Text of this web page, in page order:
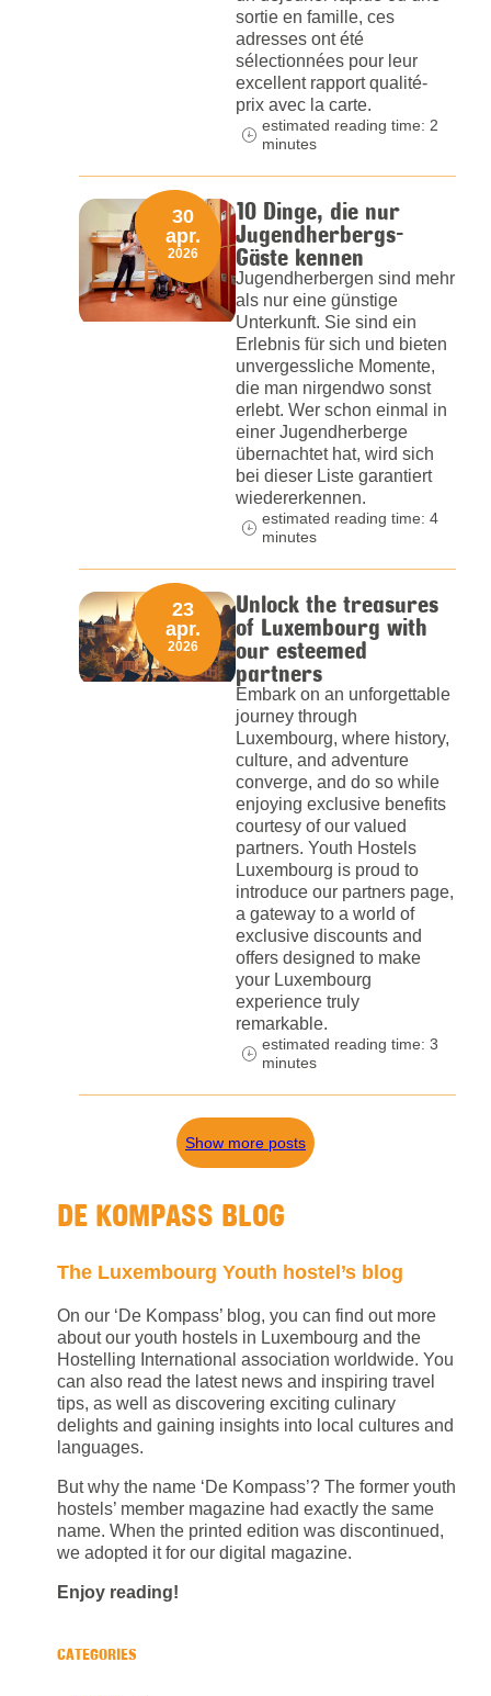
sortie en famille, ces
adresses ont été
sélectionnées pour leur
excellent rapport qualité-
prix avec la carte.
estimated reading time: 2
minutes
10 Dinge, die nur
Jugendherbergs-
Gäste kennen
Jugendherbergen sind mehr
als nur eine günstige
Unterkunft. Sie sind ein
Erlebnis für sich und bieten
unvergessliche Momente,
die man nirgendwo sonst
erlebt. Wer schon einmal in
einer Jugendherberge
übernachtet hat, wird sich
bei dieser Liste garantiert
wiedererkennen.
30
apr.
2026
estimated reading time: 4
minutes
Unlock the treasures
of Luxembourg with
our esteemed
partners
Embark on an unforgettable
journey through
Luxembourg, where history,
culture, and adventure
converge, and do so while
enjoying exclusive benefits
courtesy of our valued
partners. Youth Hostels
Luxembourg is proud to
introduce our partners page,
a gateway to a world of
exclusive discounts and
offers designed to make
your Luxembourg
experience truly
remarkable.
23
apr.
2026
estimated reading time: 3
minutes
Show more posts
DE KOMPASS BLOG
The Luxembourg Youth hostel’s blog
On our ‘De Kompass’ blog, you can find out more
about our youth hostels in Luxembourg and the
Hostelling International association worldwide. You
can also read the latest news and inspiring travel
tips, as well as discovering exciting culinary
delights and gaining insights into local cultures and
languages.
But why the name ‘De Kompass’? The former youth
hostels’ member magazine had exactly the same
name. When the printed edition was discontinued,
we adopted it for our digital magazine.
Enjoy reading!
CATEGORIES